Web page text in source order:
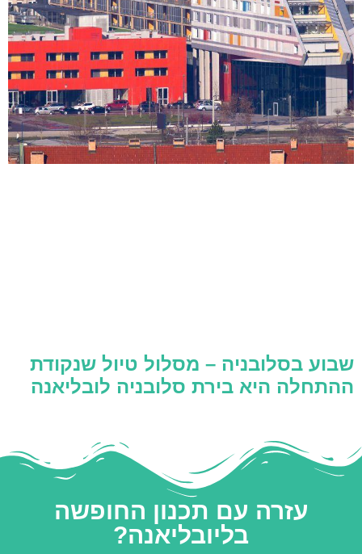
שבוע בסלובניה – מסלול טיול שנקודת
ההתחלה היא בירת סלובניה לובליאנה
עזרה עם תכנון החופשה
בליובליאנה?